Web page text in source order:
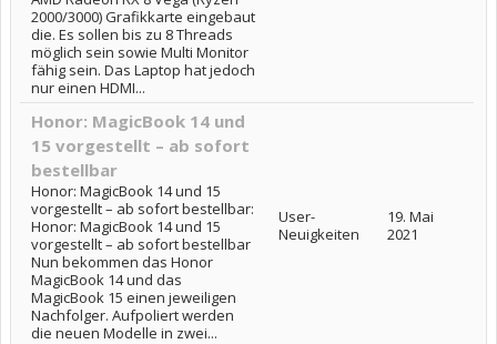
2000/3000) Grafikkarte eingebaut
die. Es sollen bis zu 8 Threads
möglich sein sowie Multi Monitor
fähig sein. Das Laptop hat jedoch
nur einen HDMI...
Honor: MagicBook 14 und
15 vorgestellt – ab sofort
bestellbar
Honor: MagicBook 14 und 15
vorgestellt – ab sofort bestellbar:
Honor: MagicBook 14 und 15
vorgestellt – ab sofort bestellbar
Nun bekommen das Honor
MagicBook 14 und das
MagicBook 15 einen jeweiligen
Nachfolger. Aufpoliert werden
die neuen Modelle in zwei...
User-
Neuigkeiten
19. Mai
2021